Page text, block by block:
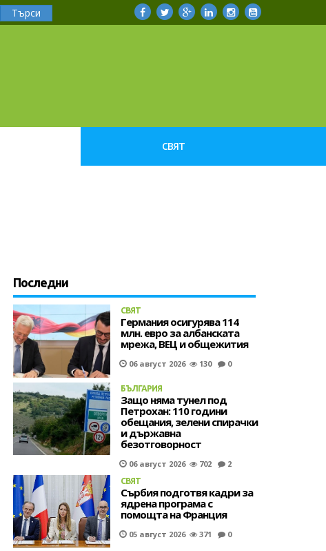
Търси
СВЯТ
Последни
СВЯТ
Германия осигурява 114
млн. евро за албанската
мрежа, ВЕЦ и общежития
06 август 2026 130 0
БЪЛГАРИЯ
Защо няма тунел под
Петрохан: 110 години
обещания, зелени спирачки
и държавна
безотговорност
06 август 2026 702 2
СВЯТ
Сърбия подготвя кадри за
ядрена програма с
помощта на Франция
05 август 2026 371 0